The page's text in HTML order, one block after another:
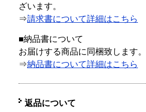
ざいます。
⇒請求書について詳細はこちら
■納品書について
お届けする商品に同梱致します。
⇒納品書について詳細はこちら
返品について